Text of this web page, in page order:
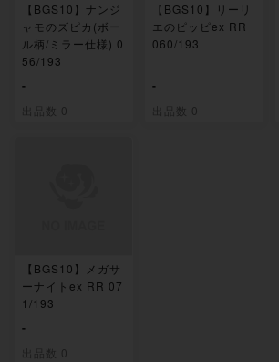
【BGS10】ナンジ
ャモのズピカ(ボー
ル柄/ミラー仕様) 0
56/193
-
出品数 0
【BGS10】リーリ
エのピッピex RR
060/193
-
出品数 0
【BGS10】メガサ
ーナイトex RR 07
1/193
-
出品数 0